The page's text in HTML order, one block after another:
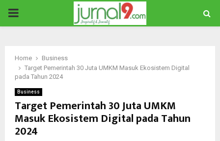
PRIMARY
Home
Business
Target Pemerintah 30 Juta UMKM Masuk Ekosistem Digital
pada Tahun 2024
Business
Target Pemerintah 30 Juta UMKM
Masuk Ekosistem Digital pada Tahun
2024